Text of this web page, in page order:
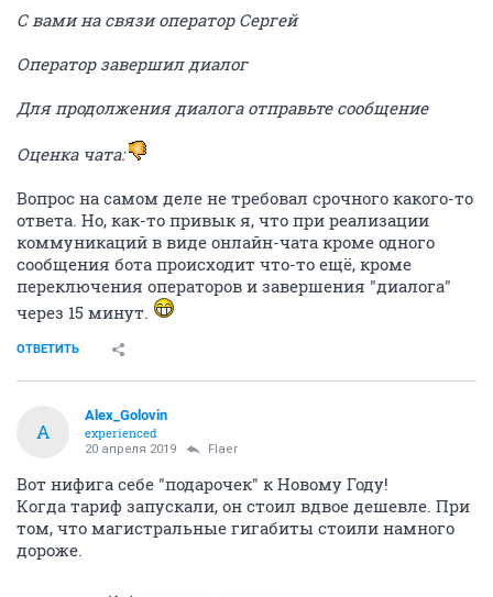
С вами на связи оператор Сергей
Оператор завершил диалог
Для продолжения диалога отправьте сообщение
Оценка чата:
Вопрос на самом деле не требовал срочного какого-то
ответа. Но, как-то привык я, что при реализации
коммуникаций в виде онлайн-чата кроме одного
сообщения бота происходит что-то ещё, кроме
переключения операторов и завершения "диалога"
через 15 минут.
ОТВЕТИТЬ
A
Alex_Golovin
experienced
20 апреля 2019 Flaer
Вот нифига себе "подарочек" к Новому Году!
Когда тариф запускали, он стоил вдвое дешевле. При
том, что магистральные гигабиты стоили намного
дороже.